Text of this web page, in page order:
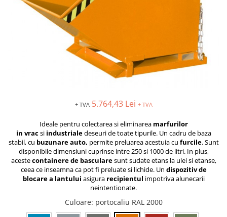
Lăzi
Dulap substante chimice
Piese Transpalete
Electrice
Hidraulice
Piese stivuitor
Role si roti pentru lize
Brate prelungitoare
Lama de zapada
Cupă cu acționare mecanică
Traverse
Cheie tachelaj
Containere basculante
Tip 4A - cu deblocare automată
Tip EXPO - basculare prin rulare
Solutii intretinere lant moto
Produse Liqui Moly
+ TVA 5.764,43 Lei + TVA
Ideale pentru colectarea si eliminarea marfurilor
in vracsi industrialedeseuri detoate tipurile. Un cadru de baza
stabil, cu buzunare auto, permite preluarea acestuia cu furcile.Sunt
disponibile dimensiuni cuprinse intre 250 si 1000 de litri. In plus,
acestecontainere de bascularesuntsudate etans la ulei si etanse,
ceea ce inseamna ca pot fi preluate si lichide. Un dispozitiv de
blocare a lantului asigura recipientul impotriva alunecarii
neintentionate.
Culoare: portocaliu RAL 2000